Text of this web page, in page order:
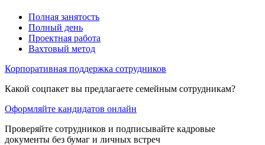
Полная занятость
Полный день
Проектная работа
Вахтовый метод
Корпоративная поддержка сотрудников
Какой соцпакет вы предлагаете семейным сотрудникам?
Оформляйте кандидатов онлайн
Проверяйте сотрудников и подписывайте кадровые
документы без бумаг и личных встреч